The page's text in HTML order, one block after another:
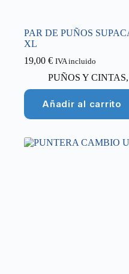
PAR DE PUÑOS
XL
19,00 € IVA incluido
PUÑOS Y CINTAS,
Añadir al carrito